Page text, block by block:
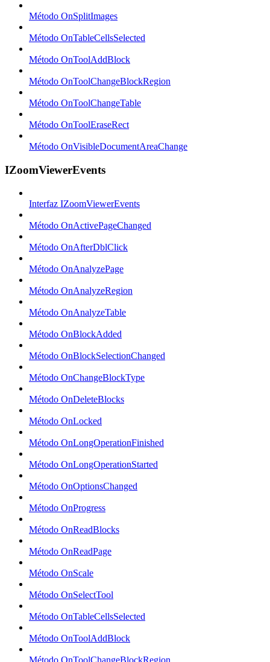
Método OnSplitImages
Método OnTableCellsSelected
Método OnToolAddBlock
Método OnToolChangeBlockRegion
Método OnToolChangeTable
Método OnToolEraseRect
Método OnVisibleDocumentAreaChange
IZoomViewerEvents
Interfaz IZoomViewerEvents
Método OnActivePageChanged
Método OnAfterDblClick
Método OnAnalyzePage
Método OnAnalyzeRegion
Método OnAnalyzeTable
Método OnBlockAdded
Método OnBlockSelectionChanged
Método OnChangeBlockType
Método OnDeleteBlocks
Método OnLocked
Método OnLongOperationFinished
Método OnLongOperationStarted
Método OnOptionsChanged
Método OnProgress
Método OnReadBlocks
Método OnReadPage
Método OnScale
Método OnSelectTool
Método OnTableCellsSelected
Método OnToolAddBlock